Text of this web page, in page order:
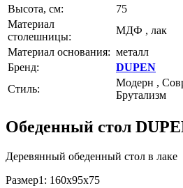
Высота, см:
75
Материал
столешницы:
МДФ , лак
Материал основания: металл
Бренд:
DUPEN
Стиль:
Модерн ,
Брутализм
Обеденный стол
Деревянный обеденный стол в лаке
Размер1: 160х95х75